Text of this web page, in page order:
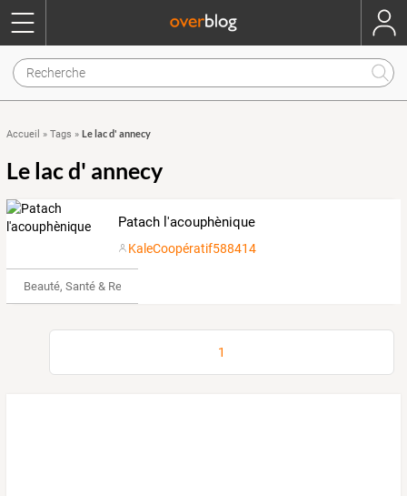
Accueil » Tags » Le lac d' annecy
Le lac d' annecy
Patach l'acouphènique
KaleCoopératif588414
Beauté, Santé & Remise en forme
1